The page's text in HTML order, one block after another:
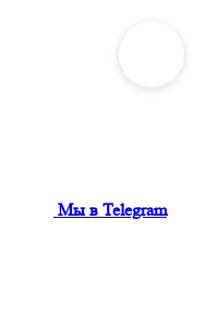
Мы в Telegram